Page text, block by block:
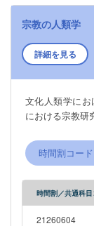
宗教の人類学
詳細を見る
文化人類学に
における宗教研
時間割コー
時間割／共通科目
21260604